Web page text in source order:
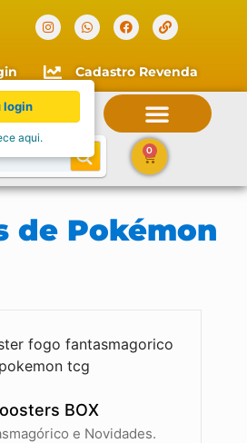
Cadastro Revenda
0
de Pokémon
BOX
e Novidades.